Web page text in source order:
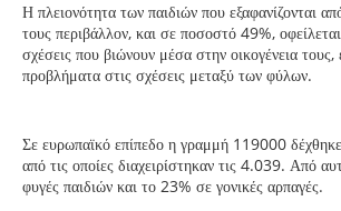
Η πλειονότητα των παιδιών που εξαφανίζονται
τους περιβάλλον, και σε ποσοστό 49%,
σχέσεις που βιώνουν μέσα στην οικογένεια
προβλήματα στις σχέσεις μεταξύ των φύλων.
Σε ευρωπαϊκό επίπεδο η γραμμή 119000
από τις οποίες διαχειρίστηκαν τις 4.039. Από
φυγές παιδιών και το 23% σε γονικές αρπαγές.